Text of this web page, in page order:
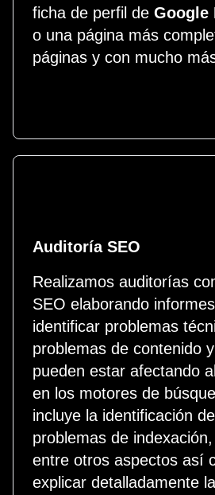
ficha de perfil de Google
o una página más
páginas y con mucho
Auditoría SEO
Realizamos auditorías
SEO elaborando
identificar problemas
problemas de contenido
pueden estar afectando
en los motores de
incluye la identificación
problemas de
entre otros aspectos así
explicar detalladamente